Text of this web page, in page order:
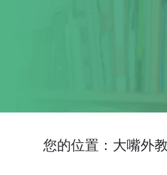
您的位置：大嘴外